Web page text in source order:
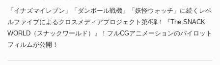
「イナズマイレブン」「ダンボール戦機」「妖怪ウォッチ」に続くレベ
ルファイブによるクロスメディアプロジェクト第4弾！『The SNACK
WORLD（スナックワールド）』！フルCGアニメーションのパイロット
フィルムが公開！